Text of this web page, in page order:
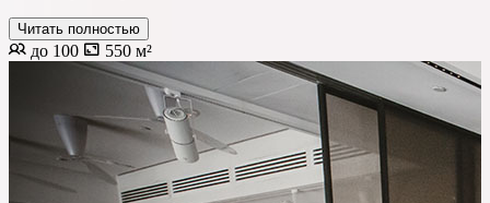
Читать полностью
до 100 550 м²